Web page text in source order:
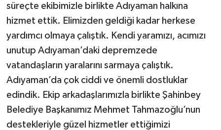
süreçte ekibimizle birlikte Adıyaman halkına
hizmet ettik. Elimizden geldiği kadar herkese
yardımcı olmaya çalıştık. Kendi yaramızı, acımızı
unutup Adıyaman’daki depremzede
vatandaşların yaralarını sarmaya çalıştık.
Adıyaman’da çok ciddi ve önemli dostluklar
edindik. Ekip arkadaşlarımızla birlikte Şahinbey
Belediye Başkanımız Mehmet Tahmazoğlu’nun
destekleriyle güzel hizmetler ettiğimizi